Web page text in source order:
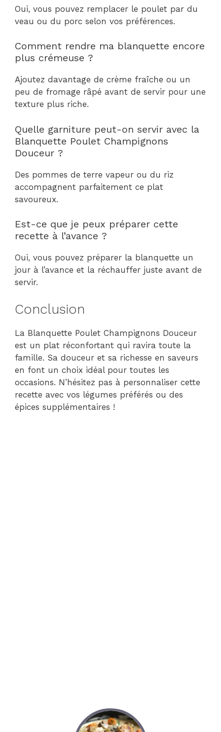
Oui, vous pouvez remplacer le poulet par du
veau ou du porc selon vos préférences.
Comment rendre ma blanquette encore
plus crémeuse ?
Ajoutez davantage de crème fraîche ou un
peu de fromage râpé avant de servir pour une
texture plus riche.
Quelle garniture peut-on servir avec la
Blanquette Poulet Champignons
Douceur ?
Des pommes de terre vapeur ou du riz
accompagnent parfaitement ce plat
savoureux.
Est-ce que je peux préparer cette
recette à l’avance ?
Oui, vous pouvez préparer la blanquette un
jour à l’avance et la réchauffer juste avant de
servir.
Conclusion
La Blanquette Poulet Champignons Douceur
est un plat réconfortant qui ravira toute la
famille. Sa douceur et sa richesse en saveurs
en font un choix idéal pour toutes les
occasions. N’hésitez pas à personnaliser cette
recette avec vos légumes préférés ou des
épices supplémentaires !